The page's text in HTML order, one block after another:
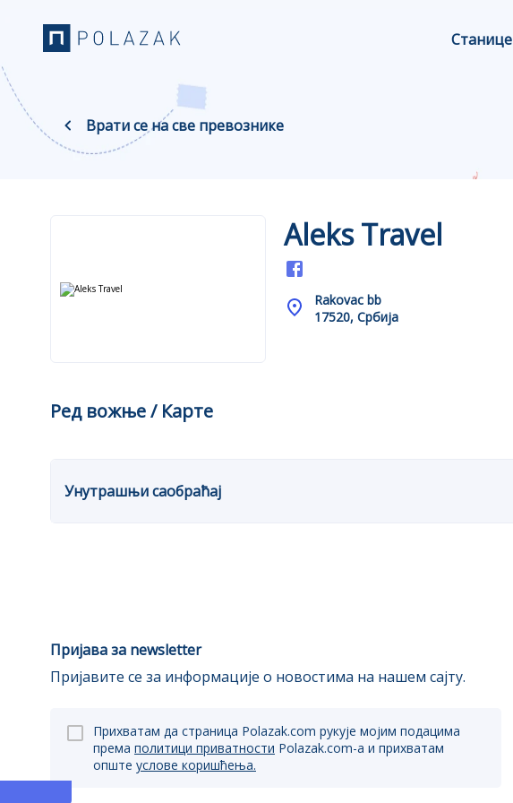
Станице
Врати се на све превознике
Aleks Travel
Rakovac bb
17520, Србија
Ред вожње / Карте
Унутрашњи саобраћај
Пријава за newsletter
Пријавите се за информације о новостима на нашем сајту.
Прихватам да страница Polazak.com рукује мојим подацима
према политици приватности Polazak.com-a и прихватам
опште услове коришћења.